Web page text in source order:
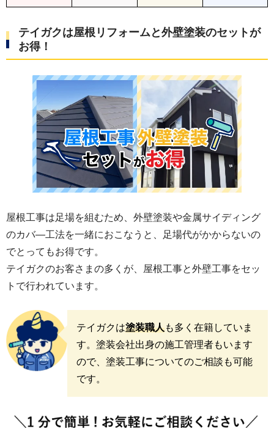
テイガクは屋根リフォームと外壁塗装のセットが
お得！
屋根工事は足場を組むため、外壁塗装や金属サイディング
のカバ―工法を一緒におこなうと、足場代がかからないの
でとってもお得です。
テイガクのお客さまの多くが、屋根工事と外壁工事をセッ
トで行われています。
テイガクは塗装職人も多く在籍していま
す。塗装会社出身の施工管理者もいます
ので、塗装工事についてのご相談も可能
です。